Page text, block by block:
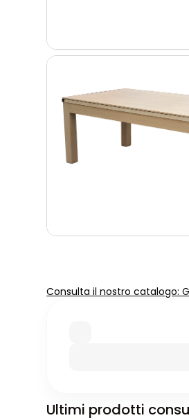
Consulta il nostro catalogo:
Ultimi prodotti